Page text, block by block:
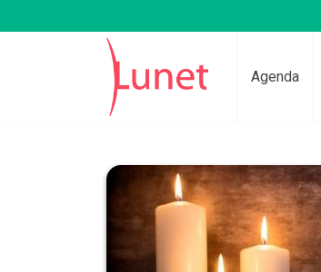
Agenda
Lees voor